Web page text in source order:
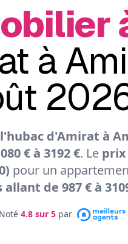
à
d'Amirat à
€ à 3192 €. Le prix
pour un
de 987 € à
Noté 4.8 sur 5 par